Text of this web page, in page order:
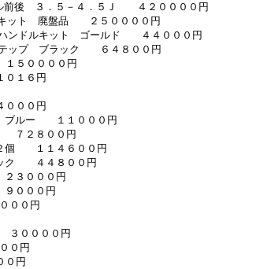
前後 ３．５－４．５Ｊ ４２００００円
キット 廃盤品 ２５００００円
ハンドルキット ゴールド ４４０００円
テップ ブラック ６４８００円
５００００円
１６円
００円
ブルー １１０００円
７２８００円
個 １１４６００円
ック ４４８００円
３０００円
０００円
００円
００００円
０円
円